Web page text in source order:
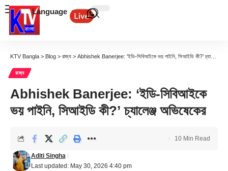
Language
KTV Bangla > Blog > রাজ্য > Abhishek Banerjee: ‘ইডি-সিবিআইকে ভয় পাইনি, সিআইডি কী?’ চ্যালেঞ্জ অভিষেকের
রাজ্য
Abhishek Banerjee: ‘ইডি-সিবিআইকে
ভয় পাইনি, সিআইডি কী?’ চ্যালেঞ্জ অভিষেকের
Last updated: May 30, 2026 4:40 pm
Aditi Singha
10 Min Read